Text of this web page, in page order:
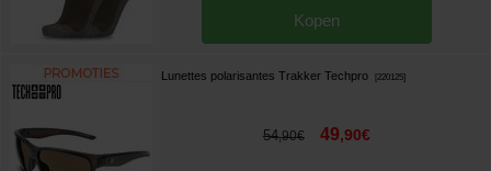
Kopen
Lunettes polarisantes Trakker Techpro 220125]
54,90€ 49,90€